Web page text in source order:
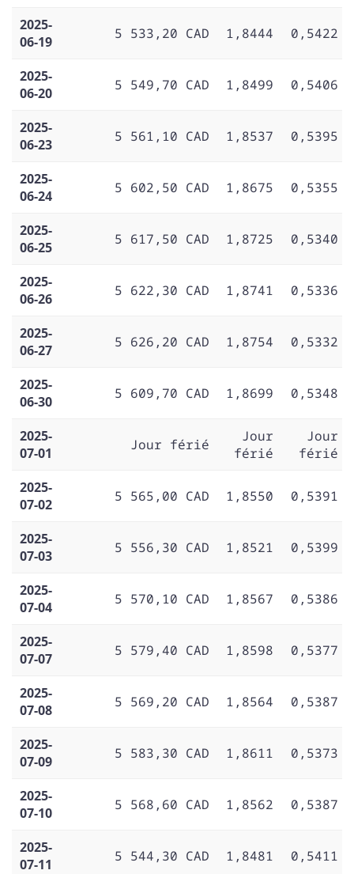
2025-
06-19
5 533,20 CAD 1,8444 0,5422
2025-
06-20
5 549,70 CAD 1,8499 0,5406
2025-
06-23
5 561,10 CAD 1,8537 0,5395
2025-
06-24
5 602,50 CAD 1,8675 0,5355
2025-
06-25
5 617,50 CAD 1,8725 0,5340
2025-
06-26
5 622,30 CAD 1,8741 0,5336
2025-
06-27
5 626,20 CAD 1,8754 0,5332
2025-
06-30
5 609,70 CAD 1,8699 0,5348
2025-
07-01
Jour férié
Jour
férié
Jour
férié
2025-
07-02
5 565,00 CAD 1,8550 0,5391
2025-
07-03
5 556,30 CAD 1,8521 0,5399
2025-
07-04
5 570,10 CAD 1,8567 0,5386
2025-
07-07
5 579,40 CAD 1,8598 0,5377
2025-
07-08
5 569,20 CAD 1,8564 0,5387
2025-
07-09
5 583,30 CAD 1,8611 0,5373
2025-
07-10
5 568,60 CAD 1,8562 0,5387
2025-
07-11
5 544,30 CAD 1,8481 0,5411